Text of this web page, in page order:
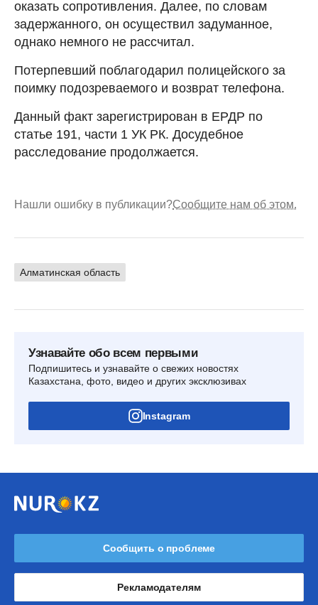
оказать сопротивления. Далее, по словам
задержанного, он осуществил задуманное,
однако немного не рассчитал.
Потерпевший поблагодарил полицейского за
поимку подозреваемого и возврат телефона.
Данный факт зарегистрирован в ЕРДР по
статье 191, части 1 УК РК. Досудебное
расследование продолжается.
Нашли ошибку в публикации?Сообщите нам об этом.
Алматинская область
Узнавайте обо всем первыми
Подпишитесь и узнавайте о свежих новостях
Казахстана, фото, видео и других эксклюзивах
Instagram
Сообщить о проблеме
Рекламодателям